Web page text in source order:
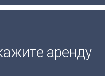
аренду